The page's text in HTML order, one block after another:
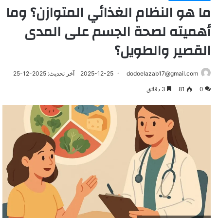
ما هو النظام الغذائي المتوازن؟ وما
أهميته لصحة الجسم على المدى
القصير والطويل؟
dodoelazab17@gmail.com
2025-12-25 آخر تحديث: 2025-12-25
0
81